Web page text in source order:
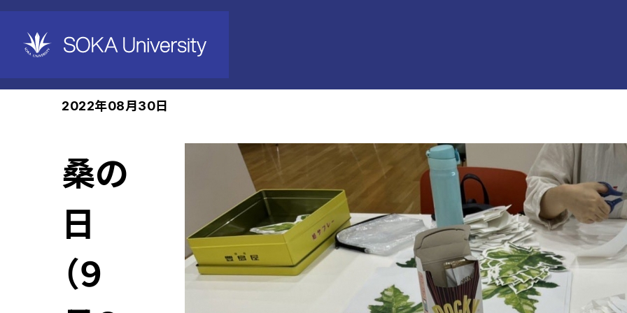
ホーム News
2022年08月30日
桑の
日
（９